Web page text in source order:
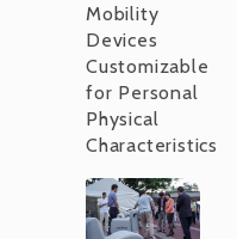
Mobility
Devices
Customizable
for Personal
Physical
Characteristics